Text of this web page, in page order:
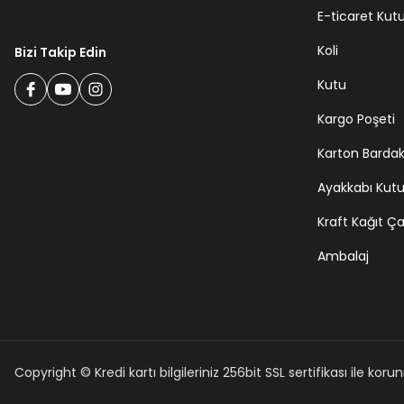
Bizi Takip Edin
E-ticaret
Koli
Kutu
Kargo Poşeti
Karton Bardak
Ayakkabı
Kraft Kağıt
Ambalaj
Copyright © Kredi kartı bilgileriniz 256bit SSL sertifikası ile